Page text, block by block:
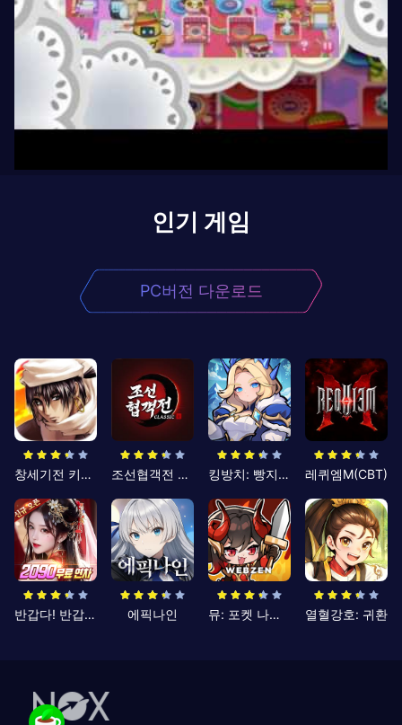
인기 게임
PC버전 다운로드
창세기전 키우기 조선협객전 클래식 킹방치: 빵지의 제왕 레퀴엠M(CBT)
반갑다! 반갑삼국지 에픽나인 뮤: 포켓 나이츠 열혈강호: 귀환